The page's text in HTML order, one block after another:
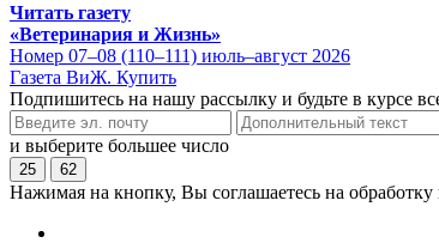
Читать газету
«Ветеринария и Жизнь»
Номер 07–08 (110–111) июль–август 2026
Газета ВиЖ. Купить
Подпишитесь на нашу рассылку и будьте в курсе
и выберите большее число
25 62
Нажимая на кнопку, Вы соглашаетесь на